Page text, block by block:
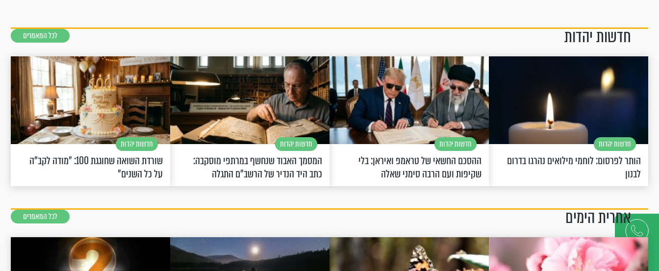
דברו
איתנו
חדשות יהדות לכל המאמרים
חדשות יהדות
הותר לפרסום: לוחמי מילואים נהרגו בדרום
לבנון
חדשות יהדות
ההסכם החשאי של טראמפ ואיראן: בלי
שקיפות ועם הרבה סימני שאלה
חדשות יהדות
המסמך האבוד שנחשף במרתפי מוסקבה:
כתב היד הנדיר של הרשב"ם התגלה
חדשות יהדות
שורדת השואה שחוגגת 100: "מודה לקב"ה
על כל השנים"
אחרית הימים לכל המאמרים